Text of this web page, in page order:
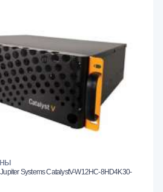
Systems CatalystV-W12HC-8HD4K30-